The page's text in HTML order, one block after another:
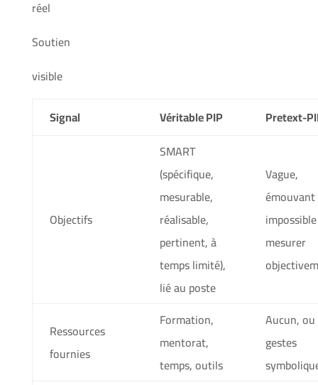
réel
Soutien
visible
Signal
Véritable PIP Pretext-
Objectifs
SMART
(spécifique,
mesurable,
réalisable,
pertinent, à
temps limité),
lié au poste
Vague,
mesurer
Ressources
fournies
Formation,
mentorat,
temps, outils
Aucun, ou
gestes